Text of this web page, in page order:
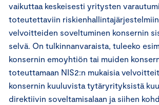
vaikuttaa keskeisesti yritysten
toteutettaviin
velvoitteiden soveltuminen konsernin
selvä. On tulkinnanvaraista, tuleeko
konsernin emoyhtiön tai muiden
toteuttamaan NIS2:n mukaisia
konsernin kuuluvista tytäryrityksistä
direktiivin soveltamisalaan ja siihen